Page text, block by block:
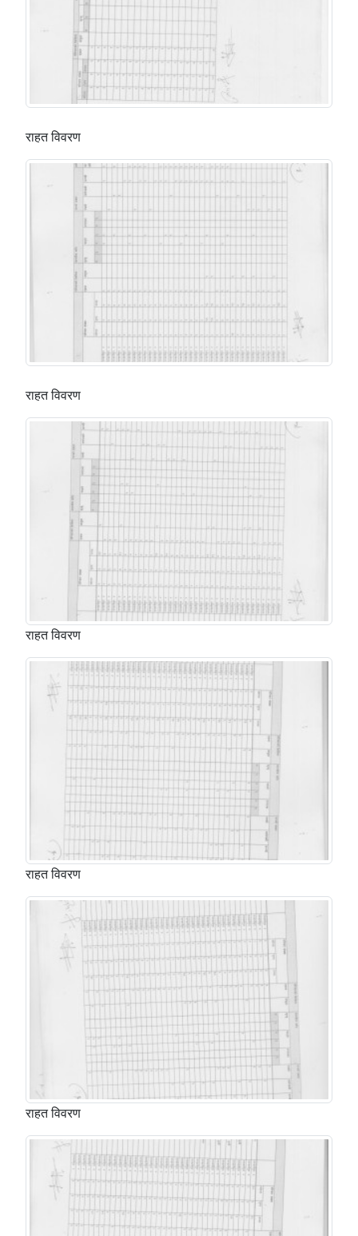
राहत विवरण
राहत विवरण
राहत विवरण
राहत विवरण
राहत विवरण